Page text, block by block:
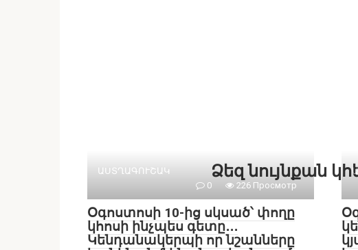
Ձեզ նույնքան
ԱՍՏՂԱԳՈՒՇԱԿ
0
226 Просмотр
Օգոստոսի 10-ից սկսած՝ փողը
կհոսի ինչպես գետը․․․
Կենդանակերպի որ նշանները